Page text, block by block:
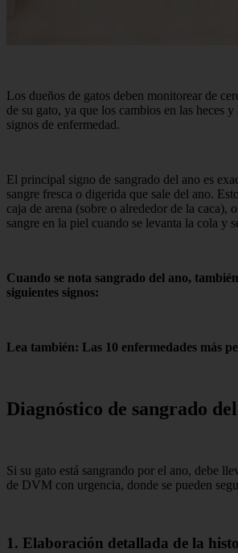
Los dueños de gatos deben monitorear de
de su gato, ya que los cambios en las heces
signos de enfermedad.
El principal signo de sangrado del ano es
sangre fresca o digerida que sale del ano.
caja de arena (sobre o alrededor de la caca),
sangre en la piel cuando se levanta la cola y
Cuando se nota sangrado del ano,
siguientes signos:
Lea también: Las 10 enfermedades más
Diagnóstico de sangrado
Si su gato está sangrando por el ano, debe
de DVM con urgencia, donde se pueden
1. Elaboración detallada de la